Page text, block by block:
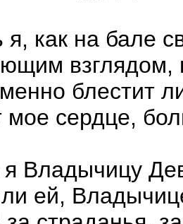
как на бале
взглядом,
блестит
мое сердце,
Владычицу
ей,